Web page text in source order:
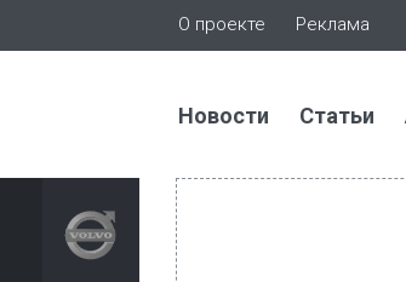
О проекте Реклама
Новости Статьи